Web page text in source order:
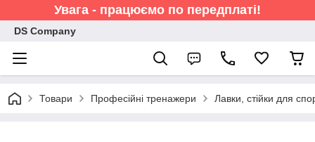
Увага - працюємо по передплаті!
DS Company
Товари Професійні тренажери Лавки, стійки для